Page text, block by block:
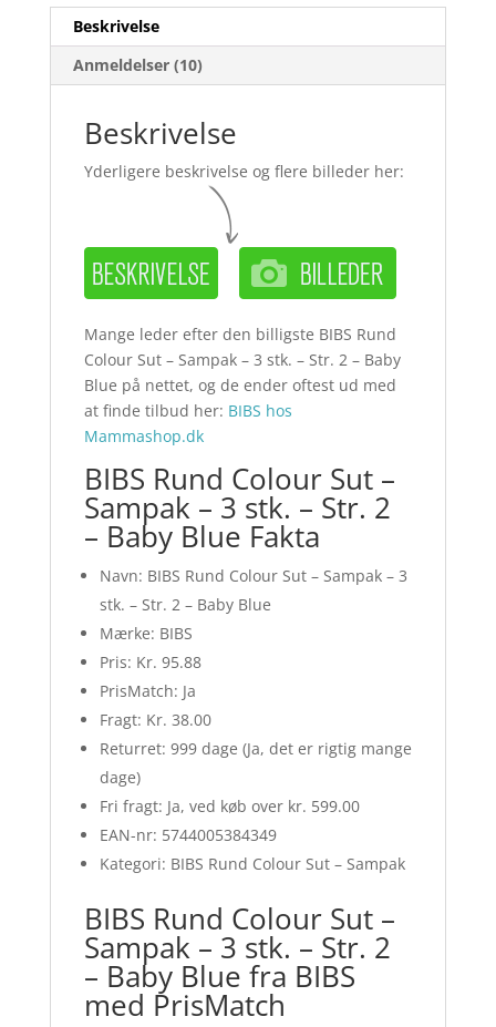
Beskrivelse
Anmeldelser (10)
Beskrivelse
Yderligere beskrivelse og flere billeder her:
Mange leder efter den billigste BIBS Rund
Colour Sut – Sampak – 3 stk. – Str. 2 – Baby
Blue på nettet, og de ender oftest ud med
at finde tilbud her: BIBS hos
Mammashop.dk
BIBS Rund Colour Sut –
Sampak – 3 stk. – Str. 2
– Baby Blue Fakta
Navn: BIBS Rund Colour Sut – Sampak – 3
stk. – Str. 2 – Baby Blue
Mærke: BIBS
Pris: Kr. 95.88
PrisMatch: Ja
Fragt: Kr. 38.00
Returret: 999 dage (Ja, det er rigtig mange
dage)
Fri fragt: Ja, ved køb over kr. 599.00
EAN-nr: 5744005384349
Kategori: BIBS Rund Colour Sut – Sampak
BIBS Rund Colour Sut –
Sampak – 3 stk. – Str. 2
– Baby Blue fra BIBS
med PrisMatch